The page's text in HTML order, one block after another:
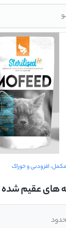
مکمل، افزودنی و خوراک
شده 2 کیلویی مفید